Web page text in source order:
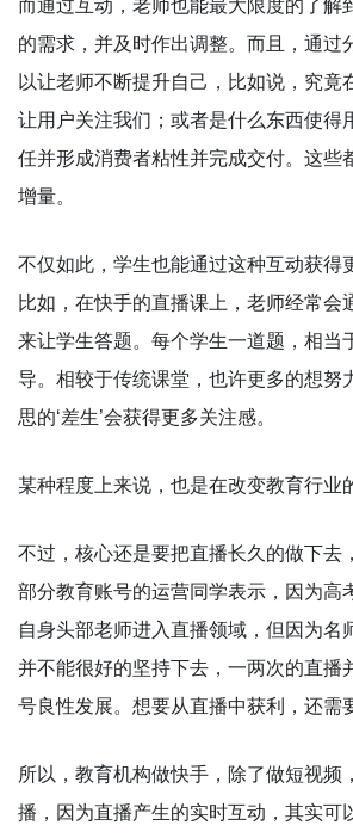
而通过互动，老师也能最大限度的了解
的需求，并及时作出调整。而且，通过
以让老师不断提升自己，比如说，究竟
让用户关注我们；或者是什么东西使得
任并形成消费者粘性并完成交付。这些
增量。
不仅如此，学生也能通过这种互动获得
比如，在快手的直播课上，老师经常会
来让学生答题。每个学生一道题，相当
导。相较于传统课堂，也许更多的想努
思的‘差生’会获得更多关注感。
某种程度上来说，也是在改变教育行业
不过，核心还是要把直播长久的做下去
部分教育账号的运营同学表示，因为高
自身头部老师进入直播领域，但因为名
并不能很好的坚持下去，一两次的直播
号良性发展。想要从直播中获利，还需
所以，教育机构做快手，除了做短视频
播，因为直播产生的实时互动，其实可